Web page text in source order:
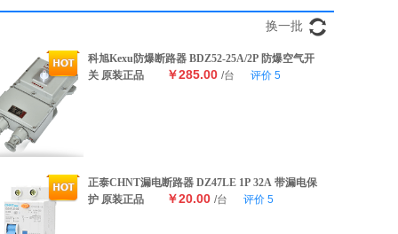
换一批
科旭Kexu防爆断路器 BDZ52-25A/2P 防爆空气开
关 原装正品
￥285.00 /台 评价 5
正泰CHNT漏电断路器 DZ47LE 1P 32A 带漏电保
护 原装正品
￥20.00 /台 评价 5